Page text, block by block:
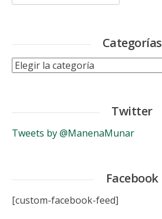
Categorías
Categorías
Twitter
Tweets by @ManenaMunar
Facebook
[custom-facebook-feed]